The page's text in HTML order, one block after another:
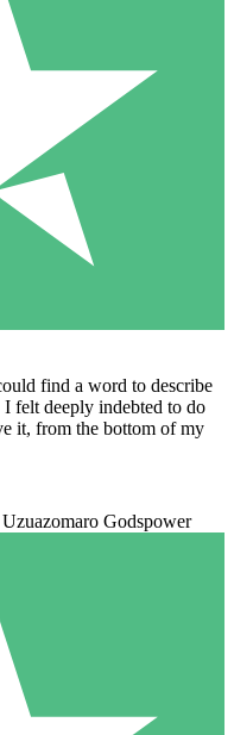
find a word to describe
I felt deeply indebted to do
it, from the bottom of my
Godspower